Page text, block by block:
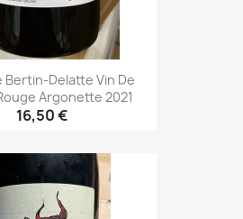
Bertin-Delatte Vin De
Argonette 2021
16,50 €